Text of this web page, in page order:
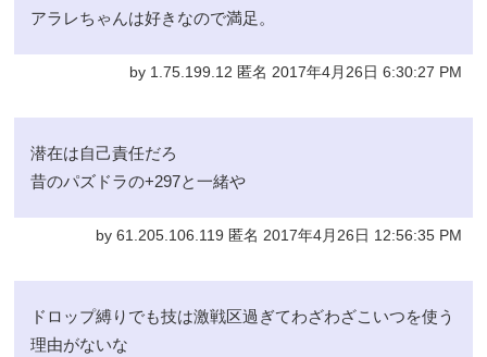
アラレちゃんは好きなので満足。
by 1.75.199.12 匿名 2017年4月26日 6:30:27 PM
潜在は自己責任だろ
昔のパズドラの+297と一緒や
by 61.205.106.119 匿名 2017年4月26日 12:56:35 PM
ドロップ縛りでも技は激戦区過ぎてわざわざこいつを使う
理由がないな